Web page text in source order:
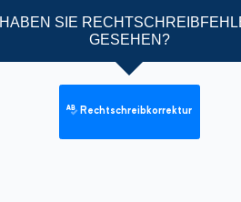
HABEN SIE
GESEHEN?
Rechtschreibkorrektur